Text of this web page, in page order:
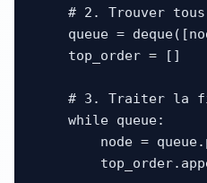
# 2. Trouver
queue =
    top_order = []
# 3. Traiter la
    while queue:
node =